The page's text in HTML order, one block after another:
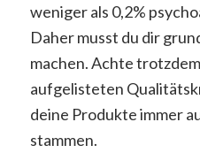
weniger als 0,2%
Daher musst du dir
machen. Achte
aufgelisteten
deine Produkte immer
stammen.